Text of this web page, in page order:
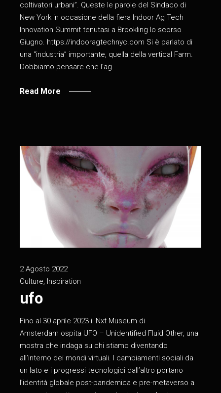
coltivatori urbani”. Queste le parole del Sindaco di
New York in occasione della fiera Indoor Ag Tech
Innovation Summit tenutasi a Brookling lo scorso
Giugno. https://indooragtechnyc.com Si è parlato di
una “industria” importante, quella della vertical Farm.
Dobbiamo pensare che l’ag
Read More
2 Agosto 2022
Culture, Inspiration
ufo
Fino al 30 aprile 2023 il Nxt Museum di
Amsterdam ospita UFO – Unidentified Fluid Other, una
mostra che indaga su chi stiamo diventando
all’interno dei mondi virtuali. I cambiamenti sociali da
un lato e i progressi tecnologici dall’altro portano
l’identità globale post-pandemica e pre-metaverso a